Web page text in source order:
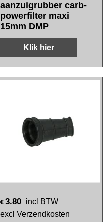
aanzuigrubber carb-
powerfilter maxi
15mm DMP
Klik hier
€ 3.80 incl BTW
excl Verzendkosten